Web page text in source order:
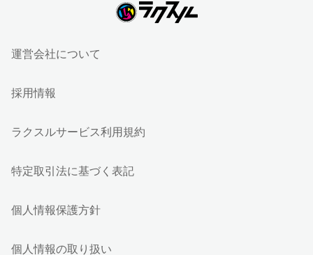
運営会社について
採用情報
ラクスルサービス利用規約
特定取引法に基づく表記
個人情報保護方針
個人情報の取り扱い